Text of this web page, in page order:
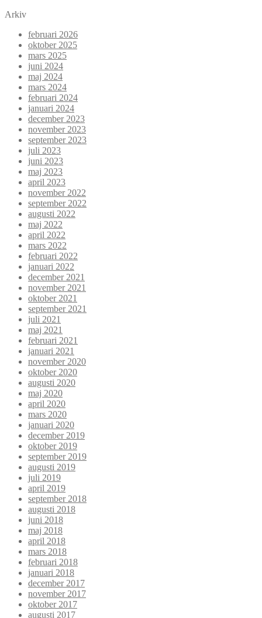
Arkiv
februari 2026
oktober 2025
mars 2025
juni 2024
maj 2024
mars 2024
februari 2024
januari 2024
december 2023
november 2023
september 2023
juli 2023
juni 2023
maj 2023
april 2023
november 2022
september 2022
augusti 2022
maj 2022
april 2022
mars 2022
februari 2022
januari 2022
december 2021
november 2021
oktober 2021
september 2021
juli 2021
maj 2021
februari 2021
januari 2021
november 2020
oktober 2020
augusti 2020
maj 2020
april 2020
mars 2020
januari 2020
december 2019
oktober 2019
september 2019
augusti 2019
juli 2019
april 2019
september 2018
augusti 2018
juni 2018
maj 2018
april 2018
mars 2018
februari 2018
januari 2018
december 2017
november 2017
oktober 2017
augusti 2017